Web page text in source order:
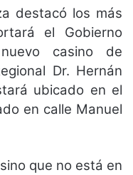
destacó los más
el Gobierno
casino de
Dr. Hernán
ubicado en el
en calle Manuel
que no está en